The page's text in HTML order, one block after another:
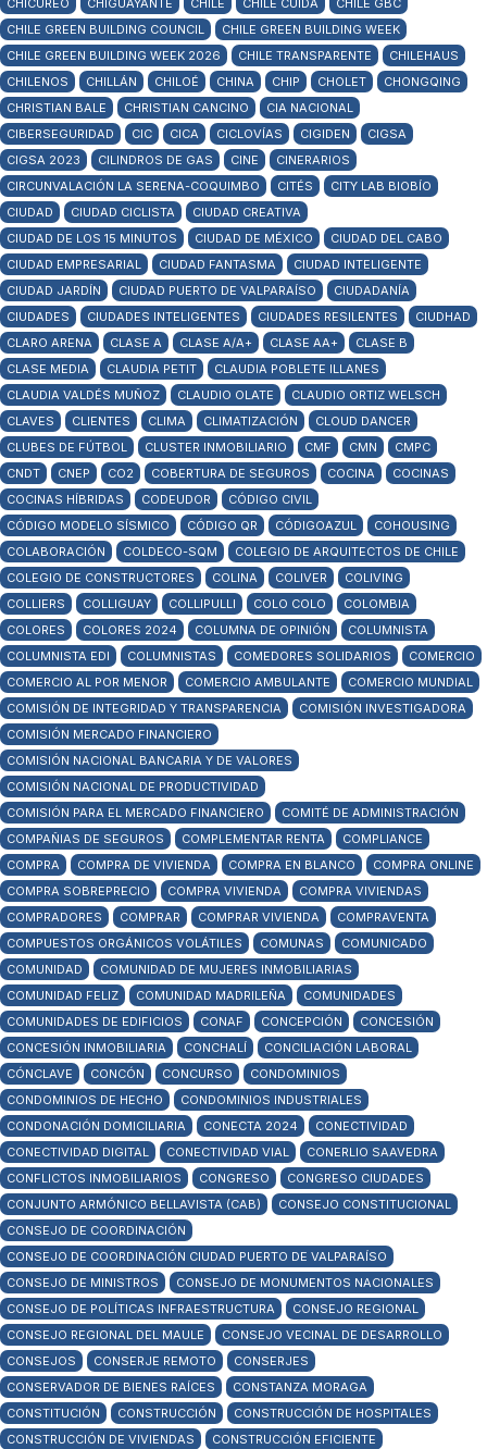
CHICUREO CHIGUAYANTE CHILE CHILE CUIDA
CHILE GBC
CHILE GREEN BUILDING COUNCIL
CHILE GREEN BUILDING WEEK
CHILE GREEN BUILDING WEEK 2026
CHILE TRANSPARENTE
CHILEHAUS
CHILENOS
CHILLÁN CHILOÉ CHINA CHIP CHOLET
CHONGQING
CHRISTIAN BALE
CHRISTIAN CANCINO
CIA NACIONAL
CIBERSEGURIDAD
CIC CICA CICLOVÍAS CIGIDEN
CIGSA
CIGSA 2023
CILINDROS DE GAS CINE
CINERARIOS
CIRCUNVALACIÓN LA SERENA-COQUIMBO
CITÉS
CITY LAB BIOBÍO
CIUDAD
CIUDAD CICLISTA
CIUDAD CREATIVA
CIUDAD DE LOS 15 MINUTOS
CIUDAD DE MÉXICO
CIUDAD DEL CABO
CIUDAD EMPRESARIAL
CIUDAD FANTASMA
CIUDAD INTELIGENTE
CIUDAD JARDÍN
CIUDAD PUERTO DE VALPARAÍSO
CIUDADANÍA
CIUDADES
CIUDADES INTELIGENTES CIUDADES RESILENTES
CIUDHAD
CLARO ARENA
CLASE A CLASE A/A+ CLASE AA+
CLASE B
CLASE MEDIA
CLAUDIA PETIT
CLAUDIA POBLETE ILLANES
CLAUDIA VALDÉS MUÑOZ
CLAUDIO OLATE
CLAUDIO ORTIZ WELSCH
CLAVES
CLIENTES CLIMA CLIMATIZACIÓN
CLOUD DANCER
CLUBES DE FÚTBOL
CLUSTER INMOBILIARIO CMF CMN
CMPC
CNDT
CNEP CO2 COBERTURA DE SEGUROS COCINA
COCINAS
COCINAS HÍBRIDAS
CODEUDOR
CÓDIGO CIVIL
CÓDIGO MODELO SÍSMICO
CÓDIGO QR CÓDIGOAZUL
COHOUSING
COLABORACIÓN
COLDECO-SQM
COLEGIO DE ARQUITECTOS DE CHILE
COLEGIO DE CONSTRUCTORES
COLINA COLIVER
COLIVING
COLLIERS
COLLIGUAY COLLIPULLI COLO COLO
COLOMBIA
COLORES
COLORES 2024 COLUMNA DE OPINIÓN
COLUMNISTA
COLUMNISTA EDI
COLUMNISTAS COMEDORES SOLIDARIOS
COMERCIO
COMERCIO AL POR MENOR
COMERCIO AMBULANTE
COMERCIO MUNDIAL
COMISIÓN DE INTEGRIDAD Y TRANSPARENCIA
COMISIÓN INVESTIGADORA
COMISIÓN MERCADO FINANCIERO
COMISIÓN NACIONAL BANCARIA Y DE VALORES
COMISIÓN NACIONAL DE PRODUCTIVIDAD
COMISIÓN PARA EL MERCADO FINANCIERO
COMITÉ DE ADMINISTRACIÓN
COMPAÑIAS DE SEGUROS
COMPLEMENTAR RENTA
COMPLIANCE
COMPRA
COMPRA DE VIVIENDA COMPRA EN BLANCO
COMPRA ONLINE
COMPRA SOBREPRECIO
COMPRA VIVIENDA
COMPRA VIVIENDAS
COMPRADORES
COMPRAR COMPRAR VIVIENDA
COMPRAVENTA
COMPUESTOS ORGÁNICOS VOLÁTILES
COMUNAS
COMUNICADO
COMUNIDAD
COMUNIDAD DE MUJERES INMOBILIARIAS
COMUNIDAD FELIZ
COMUNIDAD MADRILEÑA
COMUNIDADES
COMUNIDADES DE EDIFICIOS
CONAF CONCEPCIÓN
CONCESIÓN
CONCESIÓN INMOBILIARIA
CONCHALÍ
CONCILIACIÓN LABORAL
CÓNCLAVE
CONCÓN CONCURSO
CONDOMINIOS
CONDOMINIOS DE HECHO
CONDOMINIOS INDUSTRIALES
CONDONACIÓN DOMICILIARIA
CONECTA 2024
CONECTIVIDAD
CONECTIVIDAD DIGITAL
CONECTIVIDAD VIAL
CONERLIO SAAVEDRA
CONFLICTOS INMOBILIARIOS
CONGRESO
CONGRESO CIUDADES
CONJUNTO ARMÓNICO BELLAVISTA (CAB)
CONSEJO CONSTITUCIONAL
CONSEJO DE COORDINACIÓN
CONSEJO DE COORDINACIÓN CIUDAD PUERTO DE VALPARAÍSO
CONSEJO DE MINISTROS
CONSEJO DE MONUMENTOS NACIONALES
CONSEJO DE POLÍTICAS INFRAESTRUCTURA
CONSEJO REGIONAL
CONSEJO REGIONAL DEL MAULE
CONSEJO VECINAL DE DESARROLLO
CONSEJOS
CONSERJE REMOTO
CONSERJES
CONSERVADOR DE BIENES RAÍCES
CONSTANZA MORAGA
CONSTITUCIÓN
CONSTRUCCIÓN
CONSTRUCCIÓN DE HOSPITALES
CONSTRUCCIÓN DE VIVIENDAS
CONSTRUCCIÓN EFICIENTE